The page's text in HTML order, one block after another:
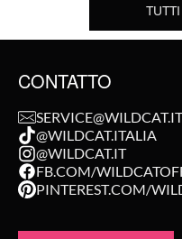
CONTATTO
SERVICE@WILDCAT.IT
@WILDCAT.ITALIA
@WILDCAT.IT
FB.COM/
PINTEREST.COM/